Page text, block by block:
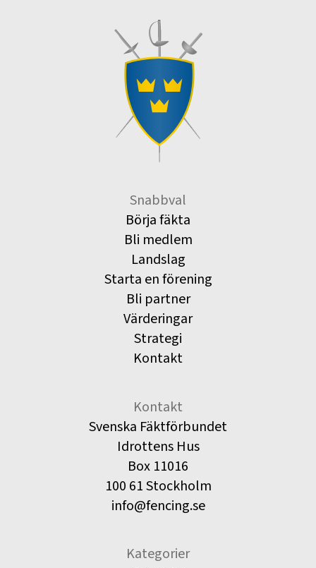
Snabbval
Börja fäkta
Bli medlem
Landslag
Starta en förening
Bli partner
Värderingar
Strategi
Kontakt
Kontakt
Svenska Fäktförbundet
Idrottens Hus
Box 11016
100 61 Stockholm
info@fencing.se
Kategorier